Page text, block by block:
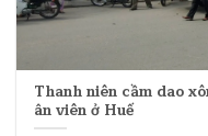
Thanh niên cầm dao
ân viên ở Huế